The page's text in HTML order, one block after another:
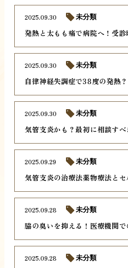
発熱と太もも痛で病院へ！受
2025.09.30 未分類
自律神経失調症で38度の発熱
2025.09.30 未分類
気管支炎かも？最初に相談す
2025.09.30 未分類
気管支炎の治療法薬物療法と
2025.09.29 未分類
脇の臭いを抑える！医療機関
2025.09.28 未分類
2025.09.28 未分類